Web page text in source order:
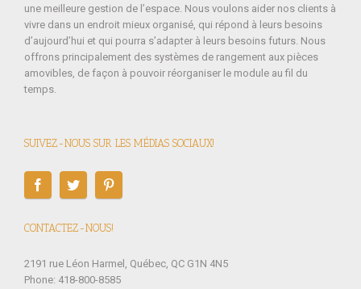
une meilleure gestion de l’espace. Nous voulons aider nos clients à
vivre dans un endroit mieux organisé, qui répond à leurs besoins
d’aujourd’hui et qui pourra s’adapter à leurs besoins futurs. Nous
offrons principalement des systèmes de rangement aux pièces
amovibles, de façon à pouvoir réorganiser le module au fil du
temps.
SUIVEZ-NOUS SUR LES MÉDIAS SOCIAUX!
CONTACTEZ-NOUS!
2191 rue Léon Harmel, Québec, QC G1N 4N5
Phone: 418-800-8585